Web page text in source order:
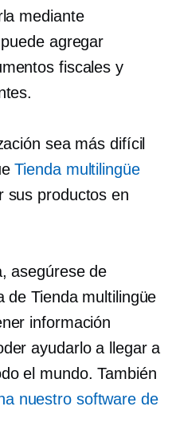
mediante
agregar
fiscales y
sea más difícil
Tienda multilingüe
sus productos en
asegúrese de
de Tienda multilingüe
información
ayudarlo a llegar a
el mundo. También
nuestro software de